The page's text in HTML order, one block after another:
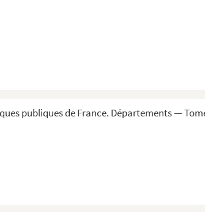
publiques de France. Départements —